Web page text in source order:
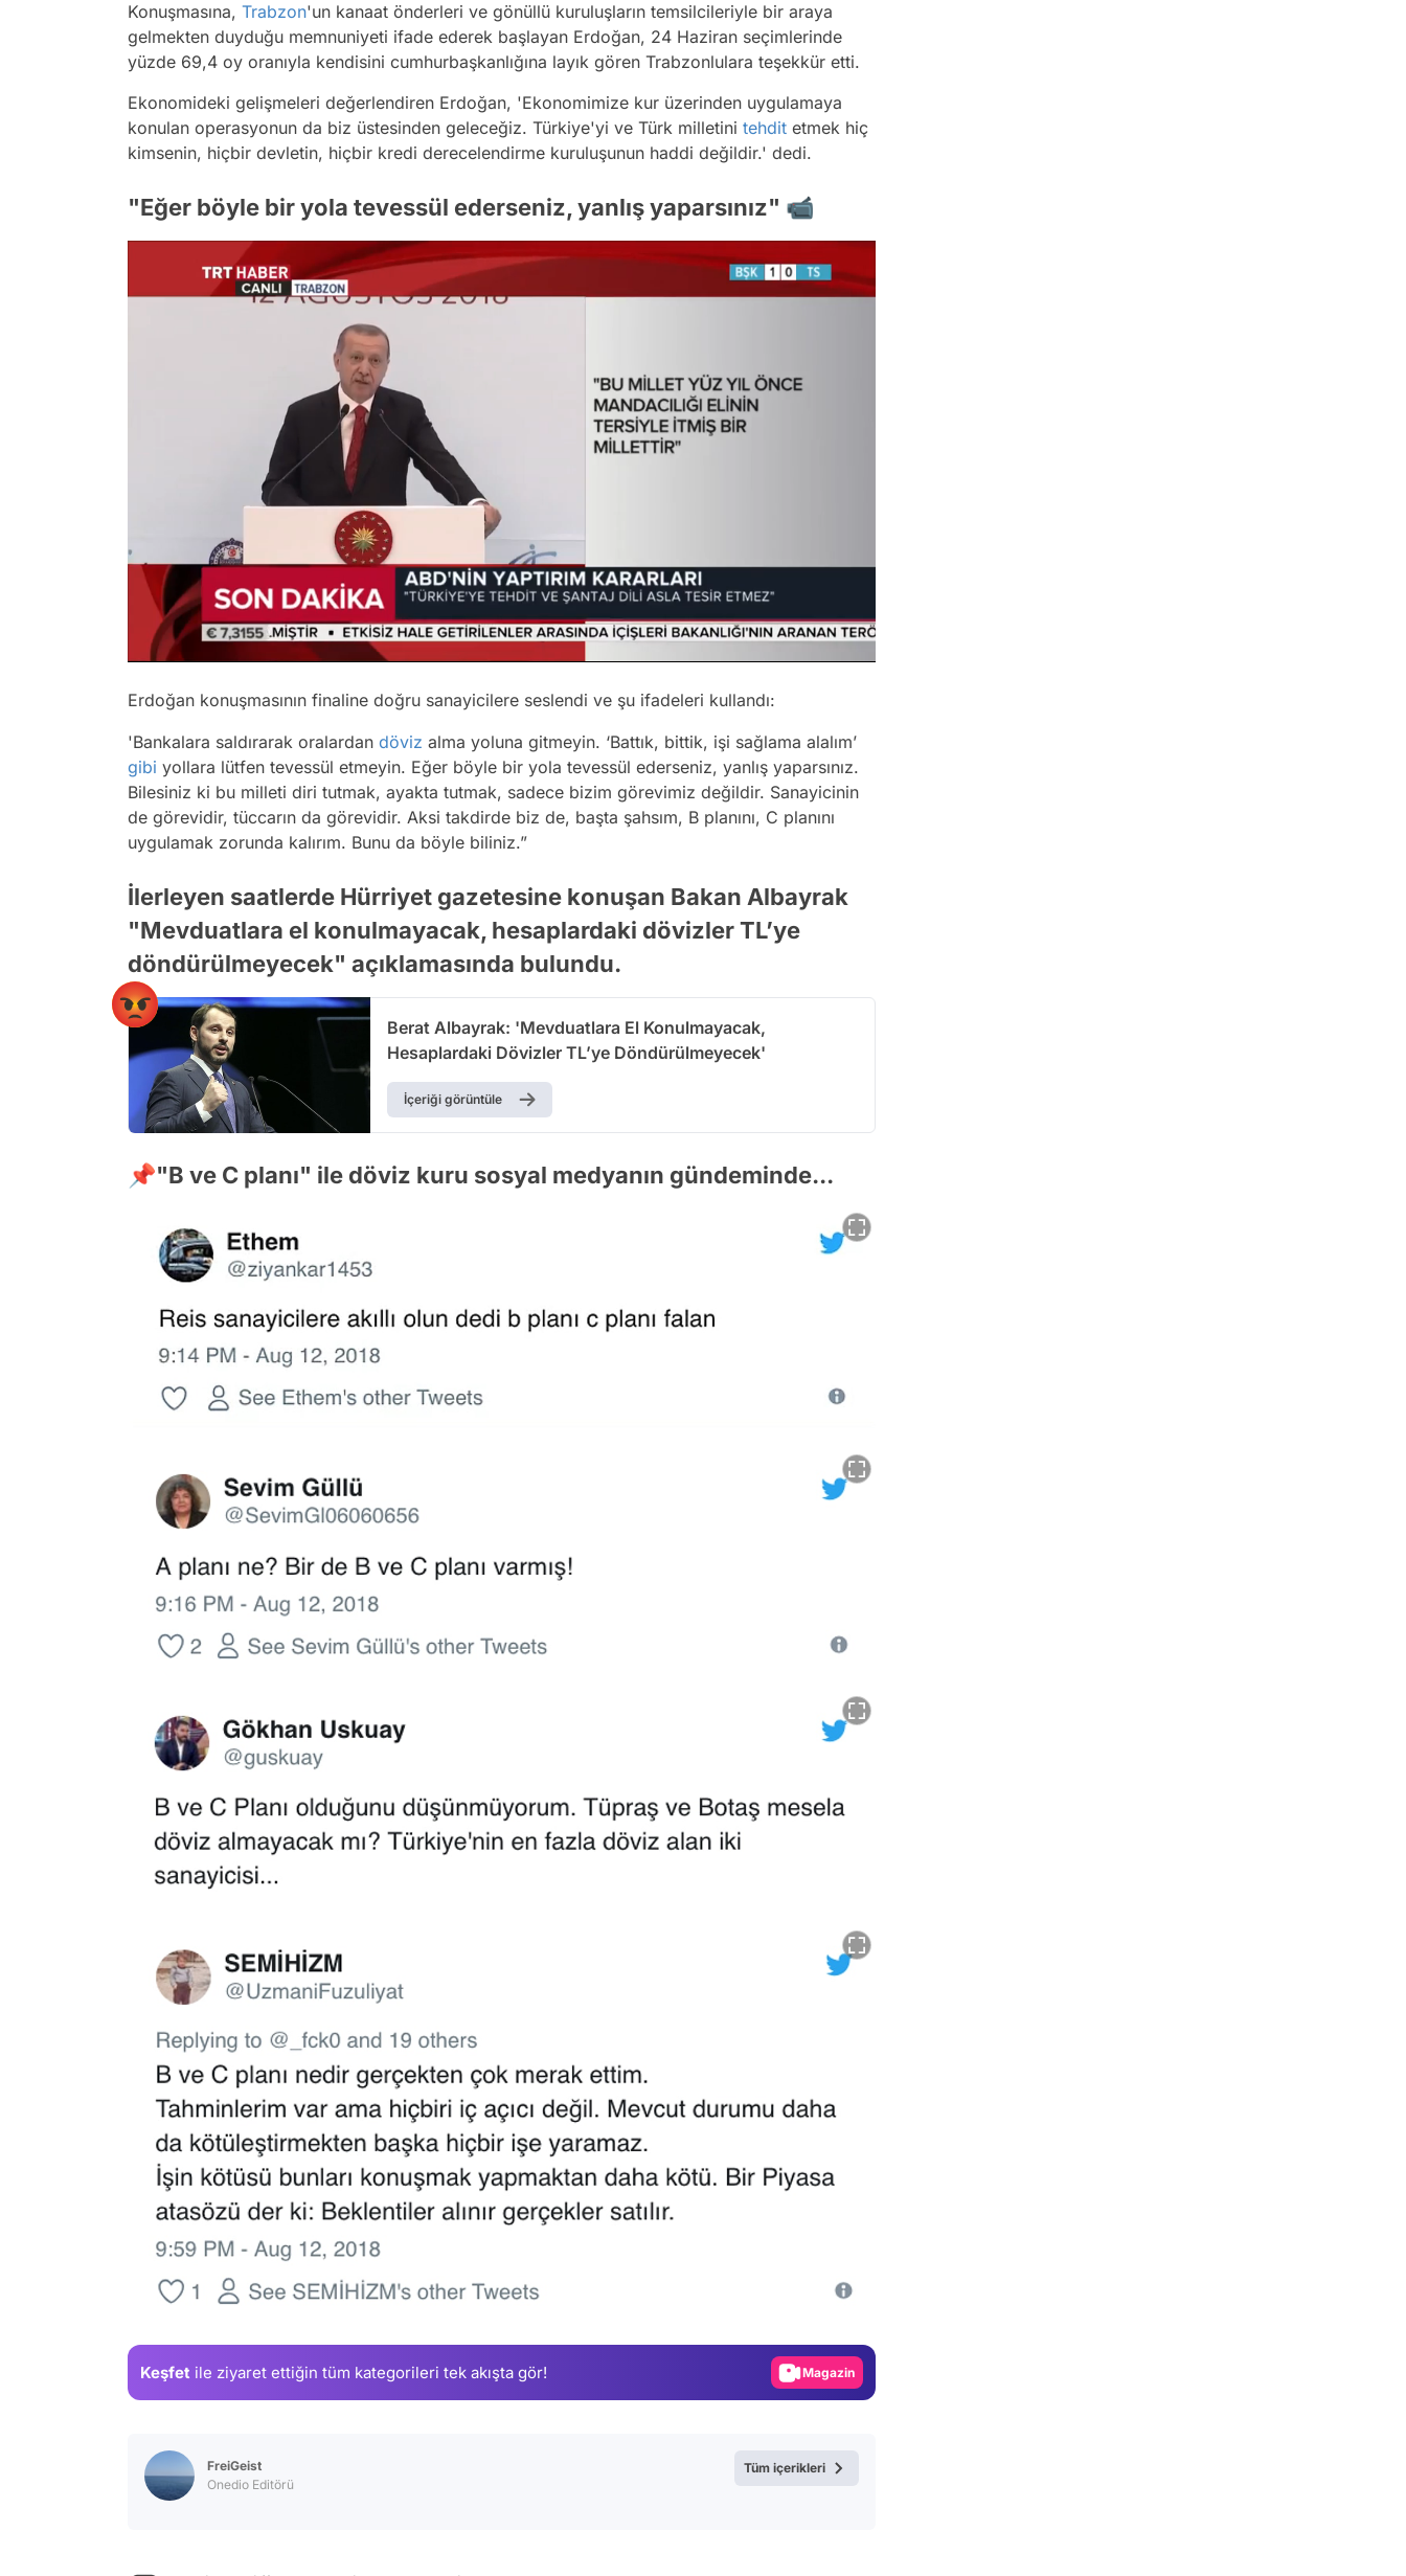
Konuşmasına, Trabzon'un kanaat önderleri ve gönüllü kuruluşların temsilcileriyle bir araya
gelmekten duyduğu memnuniyeti ifade ederek başlayan Erdoğan, 24 Haziran seçimlerinde
yüzde 69,4 oy oranıyla kendisini cumhurbaşkanlığına layık gören Trabzonlulara teşekkür etti.
Ekonomideki gelişmeleri değerlendiren Erdoğan, 'Ekonomimize kur üzerinden uygulamaya
konulan operasyonun da biz üstesinden geleceğiz. Türkiye'yi ve Türk milletini tehdit etmek hiç
kimsenin, hiçbir devletin, hiçbir kredi derecelendirme kuruluşunun haddi değildir.' dedi.
"Eğer böyle bir yola tevessül ederseniz, yanlış yaparsınız" 📹
/
Erdoğan konuşmasının finaline doğru sanayicilere seslendi ve şu ifadeleri kullandı:
'Bankalara saldırarak oralardan döviz alma yoluna gitmeyin. ‘Battık, bittik, işi sağlama alalım’
gibi yollara lütfen tevessül etmeyin. Eğer böyle bir yola tevessül ederseniz, yanlış yaparsınız.
Bilesiniz ki bu milleti diri tutmak, ayakta tutmak, sadece bizim görevimiz değildir. Sanayicinin
de görevidir, tüccarın da görevidir. Aksi takdirde biz de, başta şahsım, B planını, C planını
uygulamak zorunda kalırım. Bunu da böyle biliniz.”
İlerleyen saatlerde Hürriyet gazetesine konuşan Bakan Albayrak
"Mevduatlara el konulmayacak, hesaplardaki dövizler TL’ye
döndürülmeyecek" açıklamasında bulundu.
Berat Albayrak: 'Mevduatlara El Konulmayacak,
Hesaplardaki Dövizler TL’ye Döndürülmeyecek'
İçeriği görüntüle
📌"B ve C planı" ile döviz kuru sosyal medyanın gündeminde...
Keşfet ile ziyaret ettiğin tüm kategorileri tek akışta gör!
Gündem
Video
FreiGeist
Onedio Editörü
Tüm içerikleri